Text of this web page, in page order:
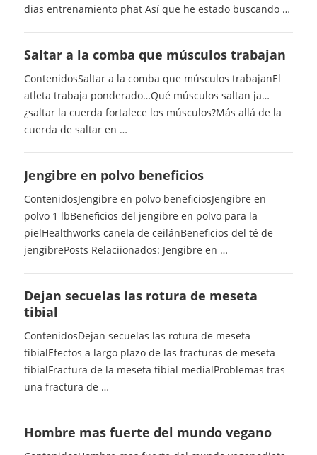
dias entrenamiento phat Así que he estado buscando …
Saltar a la comba que músculos trabajan
ContenidosSaltar a la comba que músculos trabajanEl
atleta trabaja ponderado…Qué músculos saltan ja…
¿saltar la cuerda fortalece los músculos?Más allá de la
cuerda de saltar en …
Jengibre en polvo beneficios
ContenidosJengibre en polvo beneficiosJengibre en
polvo 1 lbBeneficios del jengibre en polvo para la
pielHealthworks canela de ceilánBeneficios del té de
jengibrePosts Relaciionados: Jengibre en …
Dejan secuelas las rotura de meseta
tibial
ContenidosDejan secuelas las rotura de meseta
tibialEfectos a largo plazo de las fracturas de meseta
tibialFractura de la meseta tibial medialProblemas tras
una fractura de …
Hombre mas fuerte del mundo vegano